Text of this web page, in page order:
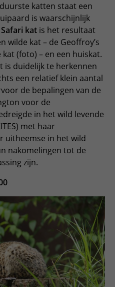
katten staat een
is waarschijnlijk
Safari kat is het resultaat
wilde kat – de Geoffroy’s
(foto) – en een huiskat.
is duidelijk te herkennen
een relatief klein aantal
de bepalingen van de
voor de
in het wild levende
met haar
uitheemse in het wild
nakomelingen tot de
zijn.